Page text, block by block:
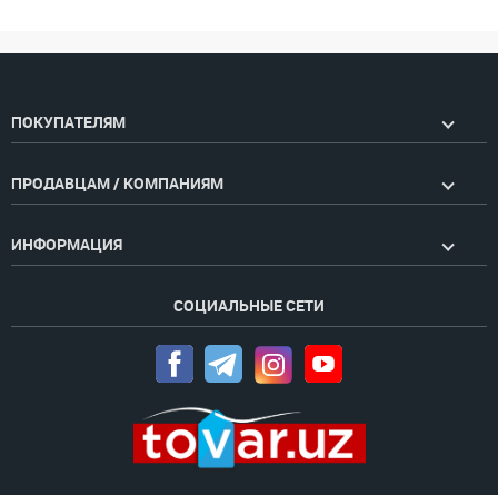
ПОКУПАТЕЛЯМ
ПРОДАВЦАМ / КОМПАНИЯМ
ИНФОРМАЦИЯ
СОЦИАЛЬНЫЕ СЕТИ